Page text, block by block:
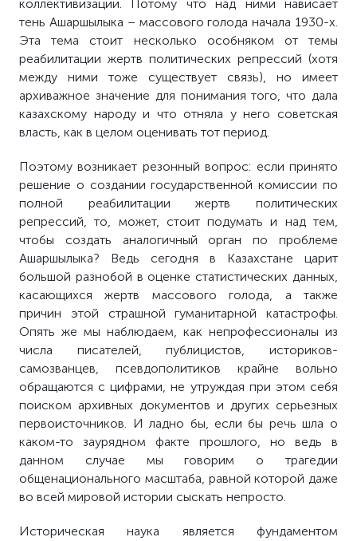
коллективизации. Потому что над ними нависает
тень Ашаршылыка – массового голода начала 1930-х.
Эта тема стоит несколько особняком от темы
реабилитации жертв политических репрессий (хотя
между ними тоже существует связь), но имеет
архиважное значение для понимания того, что дала
казахскому народу и что отняла у него советская
власть, как в целом оценивать тот период.
Поэтому возникает резонный вопрос: если принято
решение о создании государственной комиссии по
полной реабилитации жертв политических
репрессий, то, может, стоит подумать и над тем,
чтобы создать аналогичный орган по проблеме
Ашаршылыка? Ведь сегодня в Казахстане царит
большой разнобой в оценке статистических данных,
касающихся жертв массового голода, а также
причин этой страшной гуманитарной катастрофы.
Опять же мы наблюдаем, как непрофессионалы из
числа писателей, публицистов, историков-
самозванцев, псевдополитиков крайне вольно
обращаются с цифрами, не утруждая при этом себя
поиском архивных документов и других серьезных
первоисточников. И ладно бы, если бы речь шла о
каком-то заурядном факте прошлого, но ведь в
данном случае мы говорим о трагедии
общенационального масштаба, равной которой даже
во всей мировой истории сыскать непросто.
Историческая наука является фундаментом